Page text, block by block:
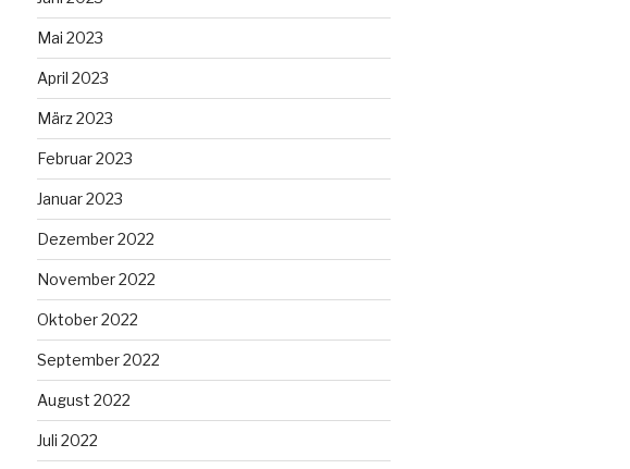
Mai 2023
April 2023
März 2023
Februar 2023
Januar 2023
Dezember 2022
November 2022
Oktober 2022
September 2022
August 2022
Juli 2022